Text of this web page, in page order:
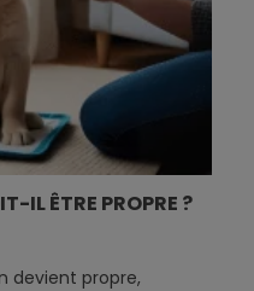
IL ÊTRE PROPRE ?
devient propre,